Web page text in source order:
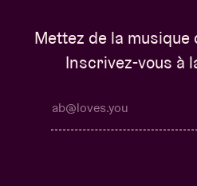
Mettez de la musique
Inscrivez-vous à